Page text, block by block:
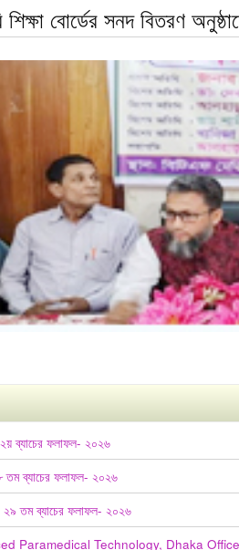
শিক্ষা বোর্ডের সনদ বিতরণ
ব্যাচের ফলাফল- ২০২৬
তম ব্যাচের ফলাফল- ২০২৬
তম ব্যাচের ফলাফল- ২০২৬
Paramedical Technology, Dhaka